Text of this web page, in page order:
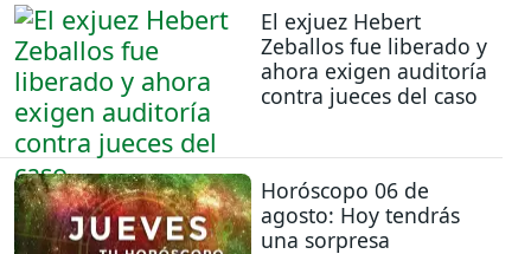
El exjuez Hebert
Zeballos fue liberado y
ahora exigen auditoría
contra jueces del caso
Horóscopo 06 de
agosto: Hoy tendrás
una sorpresa